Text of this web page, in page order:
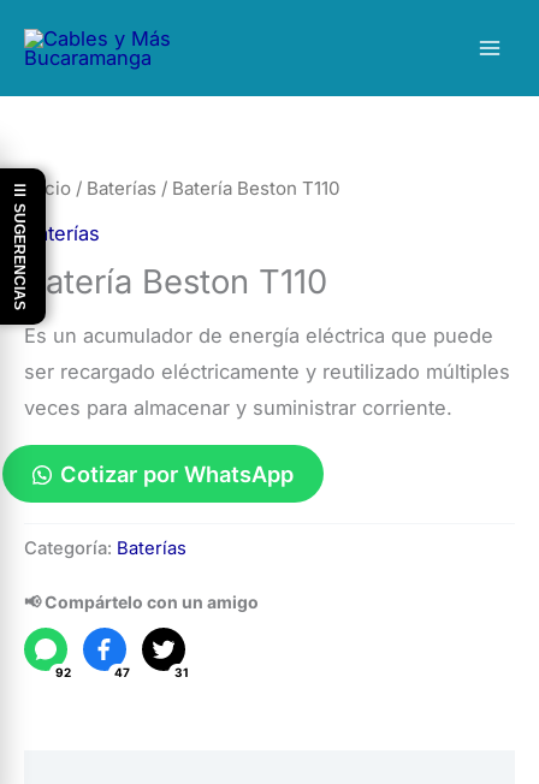
Inicio / Baterías / Batería Beston T110
Baterías
Batería Beston T110
Es un acumulador de energía eléctrica que puede
ser recargado eléctricamente y reutilizado múltiples
veces para almacenar y suministrar corriente.
Cotizar por WhatsApp
Beston
T110
cantidad
Categoría: Baterías
📢 Compártelo con un amigo
92 47 31
☰ SUGERENCIAS